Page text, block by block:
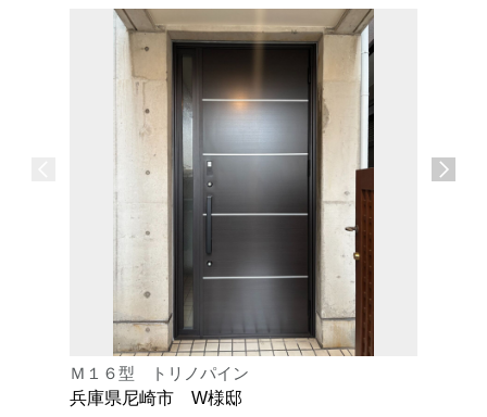
Ｍ１６型 トリノパイン
兵庫県尼崎市 W様邸